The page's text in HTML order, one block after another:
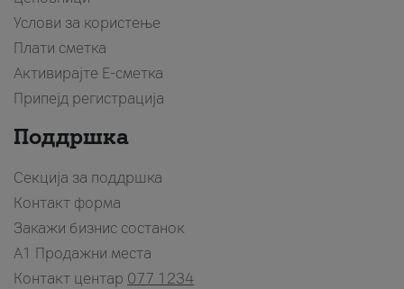
Услови за користење
Плати сметка
Активирајте Е-сметка
Припејд регистрација
Поддршка
Секција за поддршка
Контакт форма
Закажи бизнис состанок
A1 Продажни места
Контакт центар 077 1234